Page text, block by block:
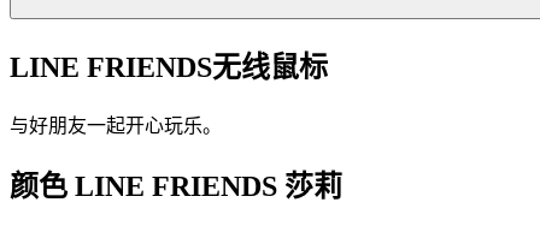
LINE FRIENDS无线鼠标
与好朋友一起开心玩乐。
颜色 LINE FRIENDS 莎莉